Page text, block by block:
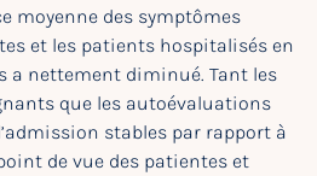
moyenne des symptômes
et les patients hospitalisés en
a nettement diminué. Tant les
que les autoévaluations
stables par rapport à
de vue des patientes et